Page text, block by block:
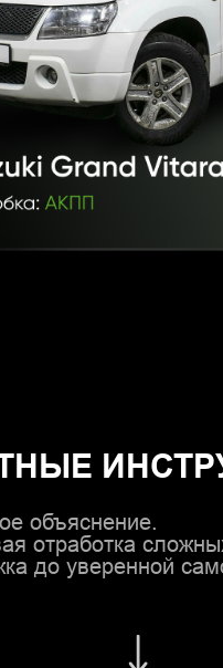
объяснение.
отработка
до уверенной
(RAV4) и Николаю (Ниссан тиида)
clck.ru/35v3Ta
Конова
пойти учиться в автошколу. Однажды
в VIP AVTO . Хочу поблагодарить
он очень внятно и подробно
по вождению.Не смотря на мой